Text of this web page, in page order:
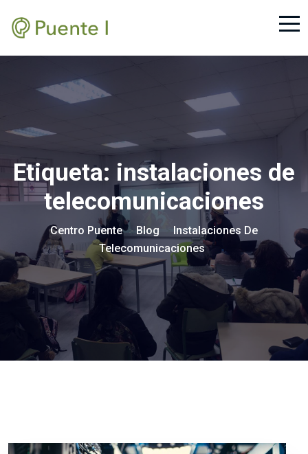
Etiqueta: instalaciones de
telecomunicaciones
Centro Puente > Blog
Instalaciones De
Telecomunicaciones